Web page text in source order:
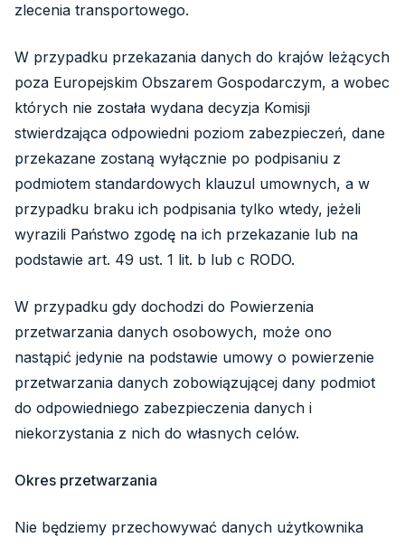
zlecenia transportowego.
W przypadku przekazania danych do krajów leżących
poza Europejskim Obszarem Gospodarczym, a wobec
których nie została wydana decyzja Komisji
stwierdzająca odpowiedni poziom zabezpieczeń, dane
przekazane zostaną wyłącznie po podpisaniu z
podmiotem standardowych klauzul umownych, a w
przypadku braku ich podpisania tylko wtedy, jeżeli
wyrazili Państwo zgodę na ich przekazanie lub na
podstawie art. 49 ust. 1 lit. b lub c RODO.
W przypadku gdy dochodzi do Powierzenia
przetwarzania danych osobowych, może ono
nastąpić jedynie na podstawie umowy o powierzenie
przetwarzania danych zobowiązującej dany podmiot
do odpowiedniego zabezpieczenia danych i
niekorzystania z nich do własnych celów.
Okres przetwarzania
Nie będziemy przechowywać danych użytkownika